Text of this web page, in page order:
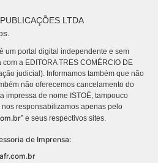
LTDA
um portal digital independente e sem
a EDITORA TRES COMÉRCIO DE
judicial). Informamos também que não
não oferecemos cancelamento do
impressa de nome ISTOÉ, tampouco
responsabilizamos apenas pelo
” e seus respectivos sites.
de Imprensa: